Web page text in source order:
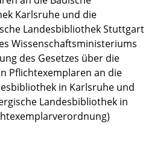
Karlsruhe und die
Landesbibliothek Stuttgart
Wissenschaftsministeriums
des Gesetzes über die
Pflichtexemplaren an die
in Karlsruhe und
Landesbibliothek in